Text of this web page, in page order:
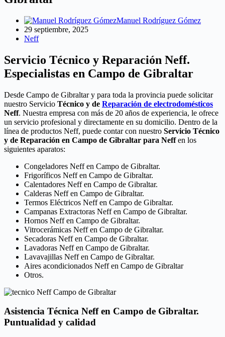
Manuel Rodríguez Gómez
29 septiembre, 2025
Neff
Servicio Técnico y Reparación Neff.
Especialistas en Campo de Gibraltar
Desde Campo de Gibraltar y para toda la provincia puede solicitar
nuestro Servicio Técnico y de Reparación de electrodomésticos
Neff. Nuestra empresa con más de 20 años de experiencia, le ofrece
un servicio profesional y directamente en su domicilio. Dentro de la
línea de productos Neff, puede contar con nuestro Servicio Técnico
y de Reparación en Campo de Gibraltar para Neffen los
siguientes aparatos:
Congeladores Neff en Campo de Gibraltar.
Frigoríficos Neff en Campo de Gibraltar.
Calentadores Neff en Campo de Gibraltar.
Calderas Neff en Campo de Gibraltar.
Termos Eléctricos Neff en Campo de Gibraltar.
Campanas Extractoras Neff en Campo de Gibraltar.
Hornos Neff en Campo de Gibraltar.
Vitrocerámicas Neff en Campo de Gibraltar.
Secadoras Neff en Campo de Gibraltar.
Lavadoras Neff en Campo de Gibraltar.
Lavavajillas Neff en Campo de Gibraltar.
Aires acondicionados Neff en Campo de Gibraltar
Otros.
Asistencia Técnica Neff en Campo de Gibraltar.
Puntualidad y calidad